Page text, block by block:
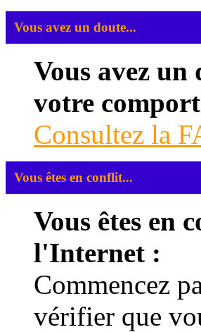
Vous avez un doute...
Vous avez un
votre
Consultez la
Vous êtes en conflit...
Vous êtes en
l'Internet :
Commencez
vérifier que